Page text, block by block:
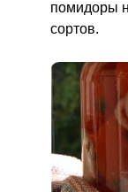
помидоры
сортов.